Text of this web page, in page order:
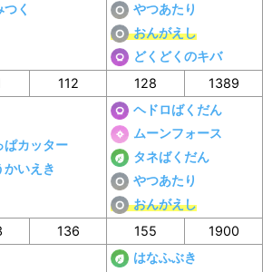
く
やつあたり
おんがえし
どくどくのキバ
112 128 1389
ぱカッター
かいえき
ヘドロばくだん
ムーンフォース
タネばくだん
やつあたり
おんがえし
136 155 1900
はなふぶき